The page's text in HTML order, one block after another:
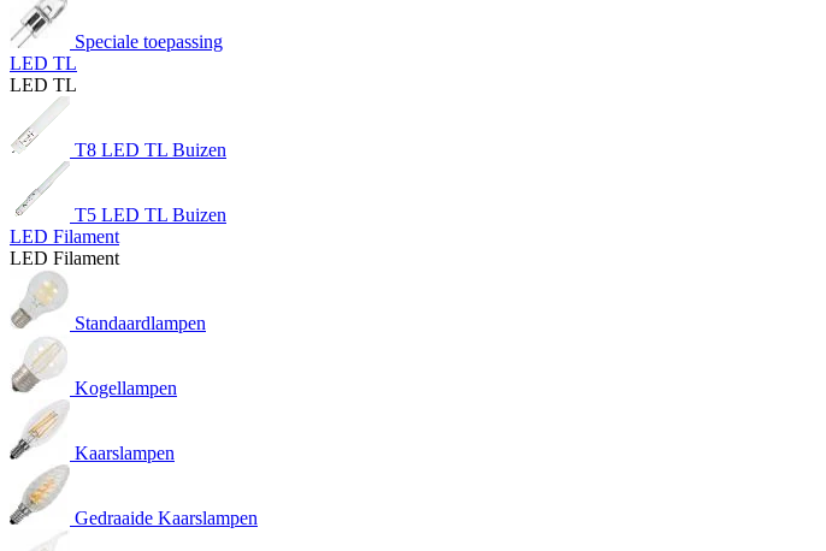
Speciale toepassing
LED TL
LED TL
T8 LED TL Buizen
T5 LED TL Buizen
LED Filament
LED Filament
Standaardlampen
Kogellampen
Kaarslampen
Gedraaide Kaarslampen